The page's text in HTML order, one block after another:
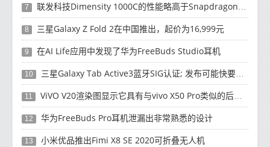
7 联发科技Dimensity 1000C的性能略高于Snapdragon 765G
8 三星Galaxy Z Fold 2在中国推出，起价为16,999元
9 在AI Life应用中发现了华为FreeBuds Studio耳机
10 三星Galaxy Tab Active3蓝牙SIG认证; 发布可能快要结束了
11 ViVO V20渲染图显示它具有与vivo X50 Pro类似的后部设计
12 华为FreeBuds Pro耳机泄漏出非常熟悉的设计
13 小米优品推出Fimi X8 SE 2020可折叠无人机